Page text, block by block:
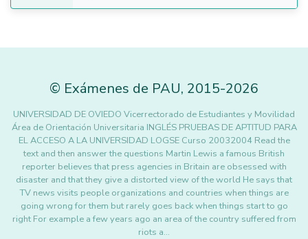
© Exámenes de PAU, 2015-2026
UNIVERSIDAD DE OVIEDO Vicerrectorado de Estudiantes y Movilidad
Área de Orientación Universitaria INGLÉS PRUEBAS DE APTITUD PARA
EL ACCESO A LA UNIVERSIDAD LOGSE Curso 20032004 Read the
text and then answer the questions Martin Lewis a famous British
reporter believes that press agencies in Britain are obsessed with
disaster and that they give a distorted view of the world He says that
TV news visits people organizations and countries when things are
going wrong for them but rarely goes back when things start to go
right For example a few years ago an area of the country suffered from
riots a…